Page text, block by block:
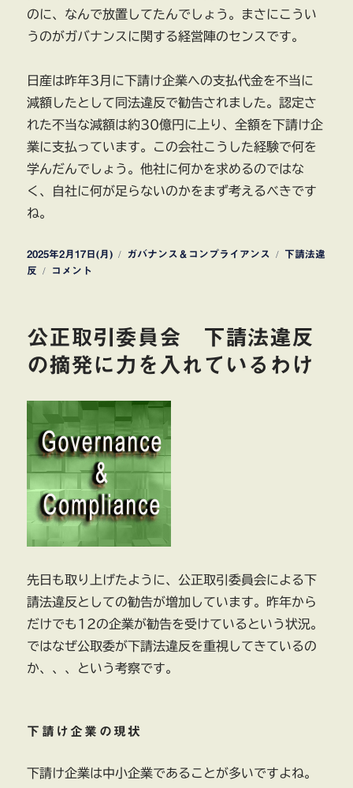
のに、なんで放置してたんでしょう。まさにこうい
うのがガバナンスに関する経営陣のセンスです。
日産は昨年3月に下請け企業への支払代金を不当に
減額したとして同法違反で勧告されました。認定さ
れた不当な減額は約30億円に上り、全額を下請け企
業に支払っています。この会社こうした経験で何を
学んだんでしょう。他社に何かを求めるのではな
く、自社に何が足らないのかをまず考えるべきです
ね。
投
稿
2025年2月17日(月)
カ
ガバナンス＆コンプライアンス
タ
下請法違
反
日
全
子
会
「愛
機
械
工
下
請
に
コメント
公正取引委員会 下請法違反
の摘発に力を入れているわけ
先日も取り上げたように、公正取引委員会による下
請法違反としての勧告が増加しています。昨年から
だけでも12の企業が勧告を受けているという状況。
ではなぜ公取委が下請法違反を重視してきているの
か、、、という考察です。
下請け企業の現状
下請け企業は中小企業であることが多いですよね。